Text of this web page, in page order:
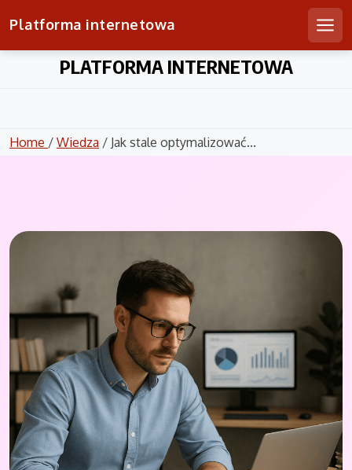
Platforma internetowa
PLATFORMA INTERNETOWA
Home / Wiedza / Jak stale optymalizować...